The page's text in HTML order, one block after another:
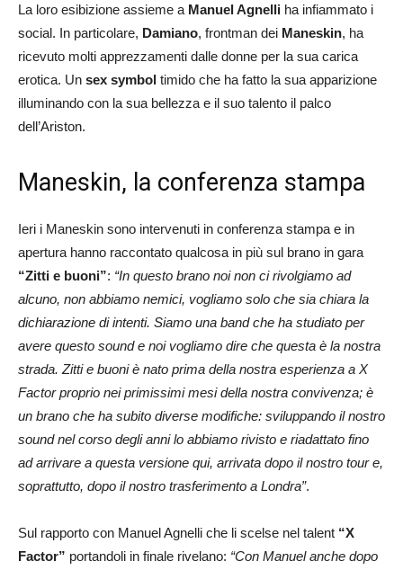
La loro esibizione assieme a Manuel Agnelli ha infiammato i
social. In particolare, Damiano, frontman dei Maneskin, ha
ricevuto molti apprezzamenti dalle donne per la sua carica
erotica. Un sex symbol timido che ha fatto la sua apparizione
illuminando con la sua bellezza e il suo talento il palco
dell’Ariston.
Maneskin, la conferenza stampa
Ieri i Maneskin sono intervenuti in conferenza stampa e in
apertura hanno raccontato qualcosa in più sul brano in gara
“Zitti e buoni”: “In questo brano noi non ci rivolgiamo ad
alcuno, non abbiamo nemici, vogliamo solo che sia chiara la
dichiarazione di intenti. Siamo una band che ha studiato per
avere questo sound e noi vogliamo dire che questa è la nostra
strada. Zitti e buoni è nato prima della nostra esperienza a X
Factor proprio nei primissimi mesi della nostra convivenza; è
un brano che ha subito diverse modifiche: sviluppando il nostro
sound nel corso degli anni lo abbiamo rivisto e riadattato fino
ad arrivare a questa versione qui, arrivata dopo il nostro tour e,
soprattutto, dopo il nostro trasferimento a Londra”.
Sul rapporto con Manuel Agnelli che li scelse nel talent “X
Factor” portandoli in finale rivelano: “Con Manuel anche dopo